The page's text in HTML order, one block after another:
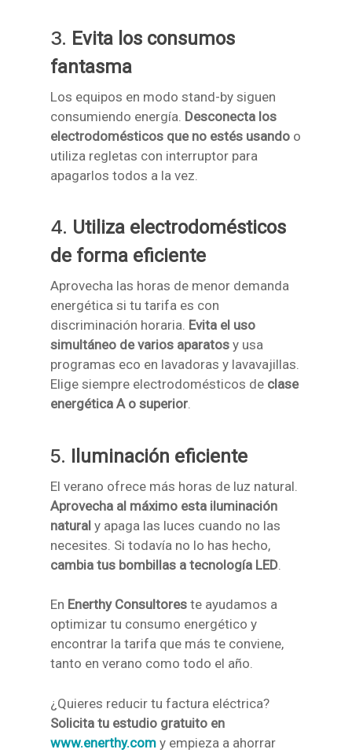
3. Evita los consumos
fantasma
Los equipos en modo stand-by siguen
consumiendo energía. Desconecta los
electrodomésticos que no estés usando o
utiliza regletas con interruptor para
apagarlos todos a la vez.
4. Utiliza electrodomésticos
de forma eficiente
Aprovecha las horas de menor demanda
energética si tu tarifa es con
discriminación horaria. Evita el uso
simultáneo de varios aparatos y usa
programas eco en lavadoras y lavavajillas.
Elige siempre electrodomésticos de clase
energética A o superior.
5. Iluminación eficiente
El verano ofrece más horas de luz natural.
Aprovecha al máximo esta iluminación
natural y apaga las luces cuando no las
necesites. Si todavía no lo has hecho,
cambia tus bombillas a tecnología LED
En Enerthy Consultores te ayudamos a
optimizar tu consumo energético y
encontrar la tarifa que más te conviene,
tanto en verano como todo el año.
¿Quieres reducir tu factura eléctrica?
Solicita tu estudio gratuito en
www.enerthy.com y empieza a ahorrar